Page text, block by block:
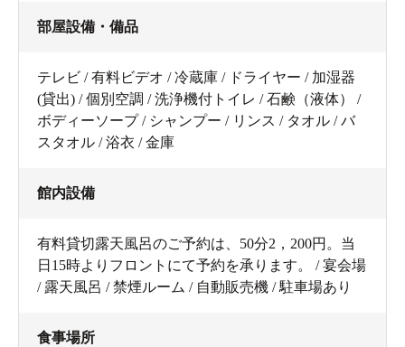
部屋設備・備品
テレビ / 有料ビデオ / 冷蔵庫 / ドライヤー / 加湿器
(貸出) / 個別空調 / 洗浄機付トイレ / 石鹸（液体） /
ボディーソープ / シャンプー / リンス / タオル / バ
スタオル / 浴衣 / 金庫
館内設備
有料貸切露天風呂のご予約は、50分2，200円。当
日15時よりフロントにて予約を承ります。 / 宴会場
/ 露天風呂 / 禁煙ルーム / 自動販売機 / 駐車場あり
食事場所